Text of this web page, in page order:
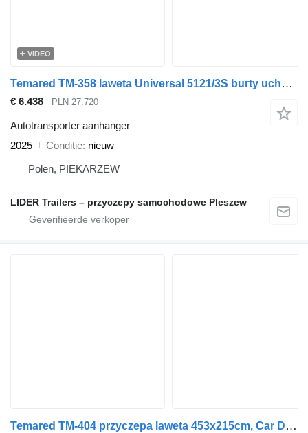
VIDEO
Temared TM-358 laweta Universal 5121/3S burty uchylna platforma 3500kg
€ 6.438 PLN 27.720
Autotransporter aanhanger
2025
Conditie nieuw
Polen, PIEKARZEW
LIDER Trailers – przyczepy samochodowe Pleszew
Temared TM-404 przyczepa laweta 453x215cm, Car Deck 4521, BEZ WYPEŁNIENI